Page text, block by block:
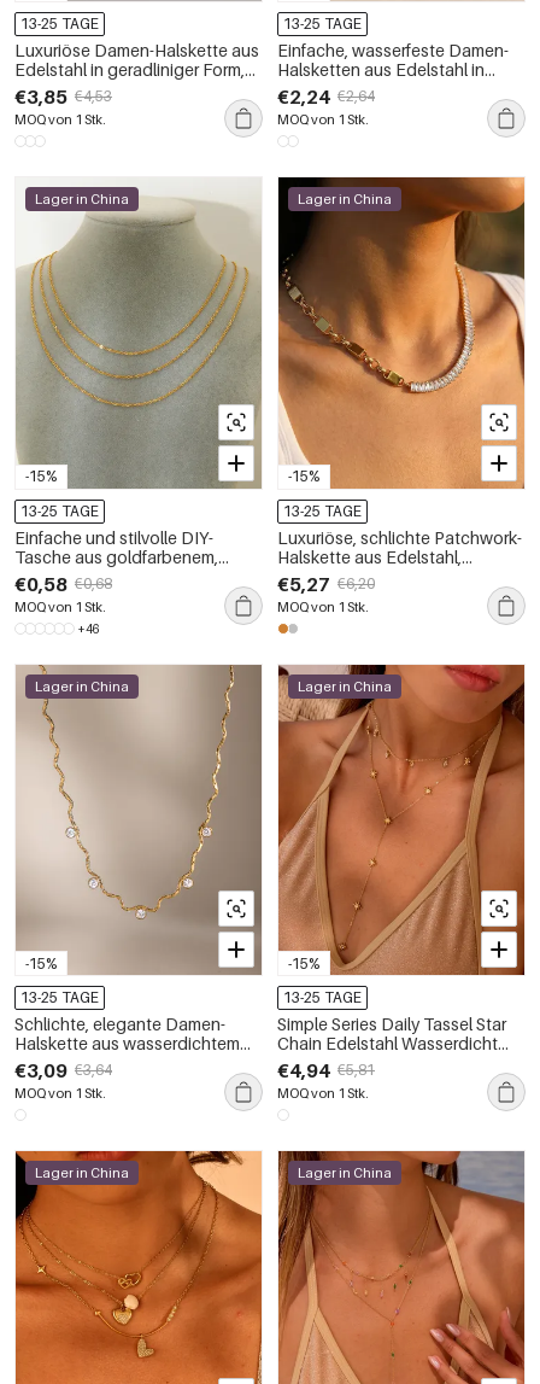
13-25 TAGE
Luxuriöse Damen-Halskette aus
Edelstahl in geradliniger Form,
wasserdicht, goldfarben, mit
Strasssteinen
€3,85 €4,53
MOQ von 1 Stk.
13-25 TAGE
Einfache, wasserfeste Damen-
Halsketten aus Edelstahl in
verschiedenen Farben
€2,24 €2,64
MOQ von 1 Stk.
-15%
Lager in China
13-25 TAGE
Einfache und stilvolle DIY-
Tasche aus goldfarbenem,
wasserdichtem Edelstahl
€0,58 €0,68
MOQ von 1 Stk.
+46
-15%
Lager in China
13-25 TAGE
Luxuriöse, schlichte Patchwork-
Halskette aus Edelstahl,
wasserdicht, goldfarben, mit
Zirkonia
€5,27 €6,20
MOQ von 1 Stk.
-15%
Lager in China
13-25 TAGE
Schlichte, elegante Damen-
Halskette aus wasserdichtem
Edelstahl in Goldfarbe mit
Zirkonia
€3,09 €3,64
MOQ von 1 Stk.
-15%
Lager in China
13-25 TAGE
Simple Series Daily Tassel Star
Chain Edelstahl Wasserdicht
Kalte Farben Damenketten
€4,94 €5,81
MOQ von 1 Stk.
Lager in China Lager in China